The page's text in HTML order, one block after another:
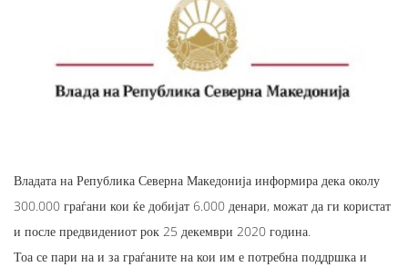
Владата на Република Северна Македонија информира дека околу
300.000 граѓани кои ќе добијат 6.000 денари, можат да ги користат
и после предвидениот рок 25 декември 2020 година.
Тоа се пари на и за граѓаните на кои им е потребна поддршка и